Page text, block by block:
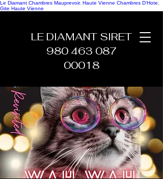
Le Diamant Chambres Mauprevoir. Haute Vienne Chambres D'Hote
Gite Haute Vienne
LE DIAMANT SIRET
980 463 087
00018